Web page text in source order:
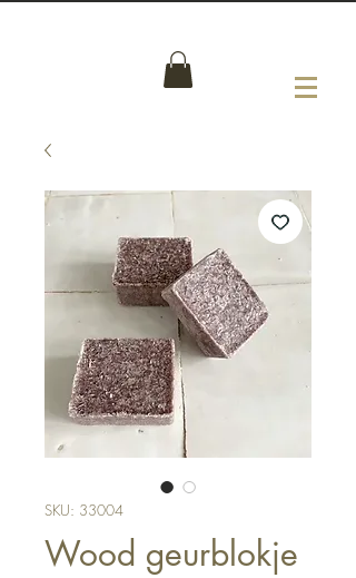
SKU: 33004
Wood geurblokje